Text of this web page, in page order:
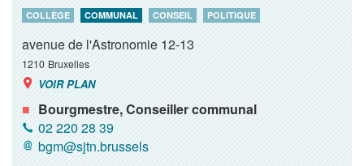
COLLÈGE COMMUNAL CONSEIL POLITIQUE
avenue de l'Astronomie 12-13
1210 Bruxelles
VOIR PLAN
Bourgmestre, Conseiller communal
02 220 28 39
bgm@sjtn.brussels